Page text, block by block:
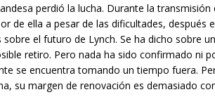
perdió la lucha. Durante la
de ella a pesar de las dificultades, después
el futuro de Lynch. Se ha dicho sobre
retiro. Pero nada ha sido confirmado ni
se encuentra tomando un tiempo fuera.
su margen de renovación es demasiado